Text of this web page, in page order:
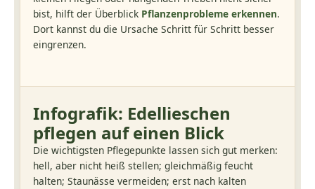
bist, hilft der Überblick Pflanzenprobleme erkennen.
Dort kannst du die Ursache Schritt für Schritt besser
eingrenzen.
Infografik: Edellieschen
pflegen auf einen Blick
Die wichtigsten Pflegepunkte lassen sich gut merken:
hell, aber nicht heiß stellen; gleichmäßig feucht
halten; Staunässe vermeiden; erst nach kalten